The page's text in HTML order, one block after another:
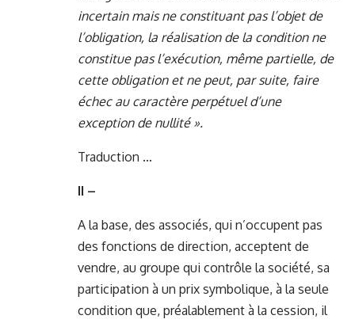
incertain mais ne constituant pas l’objet de
l’obligation, la réalisation de la condition ne
constitue pas l’exécution, même partielle, de
cette obligation et ne peut, par suite, faire
échec au caractère perpétuel d’une
exception de nullité ».
Traduction …
II –
A la base, des associés, qui n’occupent pas
des fonctions de direction, acceptent de
vendre, au groupe qui contrôle la société, sa
participation à un prix symbolique, à la seule
condition que, préalablement à la cession, il